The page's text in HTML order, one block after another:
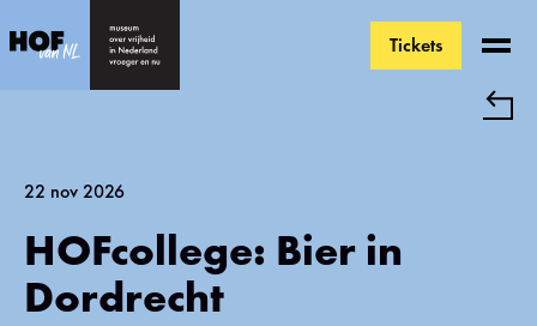
Tickets
22 nov 2026
HOFcollege: Bier in
Dordrecht